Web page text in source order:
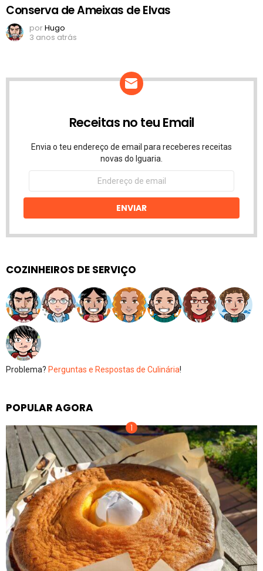
Conserva de Ameixas de Elvas
porHugo
3 anos atrás
Receitas no teu Email
Envia o teu endereço de email para receberes receitas
novas do Iguaria.
Endereço
email
ENVIAR
COZINHEIROS DE SERVIÇO
Problema? Perguntas e Respostas de Culinária!
POPULAR AGORA